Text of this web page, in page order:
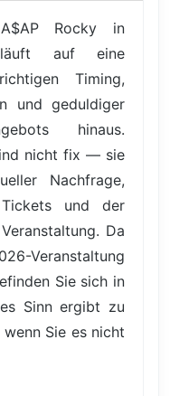
Rocky in
auf eine
Timing,
und geduldiger
hinaus.
nicht fix — sie
Nachfrage,
und der
Da
Veranstaltung
Sie sich in
Sinn ergibt zu
Sie es nicht